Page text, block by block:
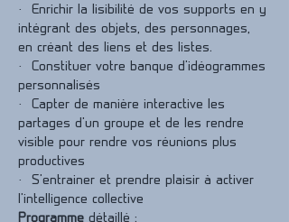
·  Enrichir la lisibilité de vos supports en y
intégrant des objets, des personnages,
en créant des liens et des listes.
·  Constituer votre banque d'idéogrammes
personnalisés
·  Capter de manière interactive les
partages d'un groupe et de les rendre
visible pour rendre vos réunions plus
productives
·  S'entrainer et prendre plaisir à activer
l'intelligence collective
Programme détaillé :